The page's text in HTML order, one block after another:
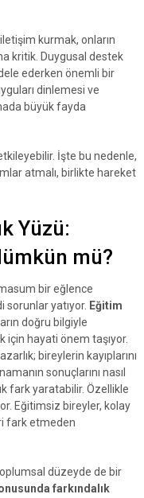
kurmak, onların
kritik. Duygusal destek
ederken önemli bir
dinlemesi ve
büyük fayda
etkileyebilir. İşte bu nedenle,
atmalı, birlikte hareket
Yüzü:
mü?
bir eğlence
sorunlar yatıyor. Eğitim
doğru bilgiyle
için hayati önem taşıyor.
bireylerin kayıplarını
sonuçlarını nasıl
fark yaratabilir. Özellikle
Eğitimsiz bireyler, kolay
fark etmeden
düzeyde de bir
farkındalık